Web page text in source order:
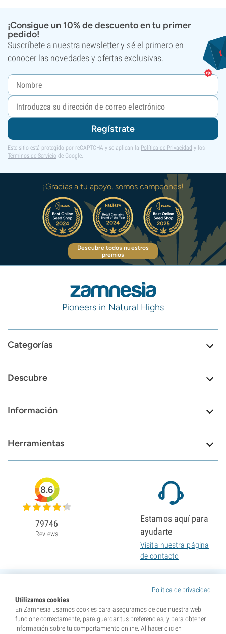
¡Consigue un 10% de descuento en tu primer
pedido!
Suscríbete a nuestra newsletter y sé el primero en
conocer las novedades y ofertas exclusivas.
Regístrate
Este sitio está protegido por reCAPTCHA y se aplican la Política de Privacidad y los
Términos de Servicio de Google.
¡Gracias a tu apoyo, somos campeones!
Descubre todos nuestros
premios
Pioneers in Natural Highs
Categorías
Descubre
Información
Herramientas
Política de privacidad
Utilizamos cookies
En Zamnesia usamos cookies para asegurarnos de que nuestra web
funcione correctamente, para guardar tus preferencias, y para obtener
información sobre tu comportamiento online. Al hacer clic en
8.6
79746
Reviews
Estamos aquí para
ayudarte
Visita nuestra página
de contacto